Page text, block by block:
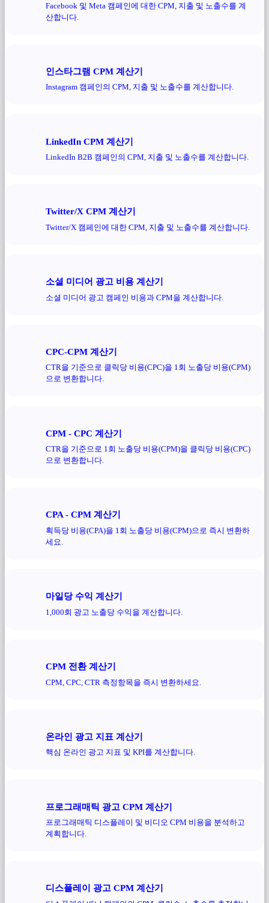
Facebook 및 Meta 캠페인에 대한 CPM, 지출 및 노출수를 계
산합니다.
인스타그램 CPM 계산기
Instagram 캠페인의 CPM, 지출 및 노출수를 계산합니다.
LinkedIn CPM 계산기
LinkedIn B2B 캠페인의 CPM, 지출 및 노출수를 계산합니다.
Twitter/X CPM 계산기
Twitter/X 캠페인에 대한 CPM, 지출 및 노출수를 계산합니다.
소셜 미디어 광고 비용 계산기
소셜 미디어 광고 캠페인 비용과 CPM을 계산합니다.
CPC-CPM 계산기
CTR을 기준으로 클릭당 비용(CPC)을 1회 노출당 비용(CPM)
으로 변환합니다.
CPM - CPC 계산기
CTR을 기준으로 1회 노출당 비용(CPM)을 클릭당 비용(CPC)
으로 변환합니다.
CPA - CPM 계산기
획득당 비용(CPA)을 1회 노출당 비용(CPM)으로 즉시 변환하
세요.
마일당 수익 계산기
1,000회 광고 노출당 수익을 계산합니다.
CPM 전환 계산기
CPM, CPC, CTR 측정항목을 즉시 변환하세요.
온라인 광고 지표 계산기
핵심 온라인 광고 지표 및 KPI를 계산합니다.
프로그래매틱 광고 CPM 계산기
프로그래매틱 디스플레이 및 비디오 CPM 비용을 분석하고
계획합니다.
디스플레이 광고 CPM 계산기